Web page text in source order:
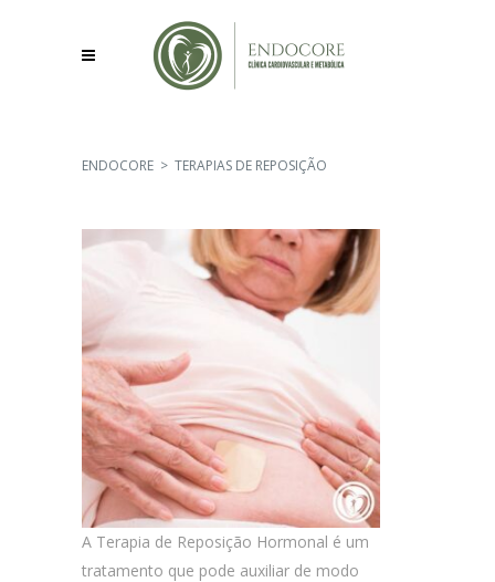
ENDOCORE > TERAPIAS DE REPOSIÇÃO
A Terapia de Reposição Hormonal é um
tratamento que pode auxiliar de modo